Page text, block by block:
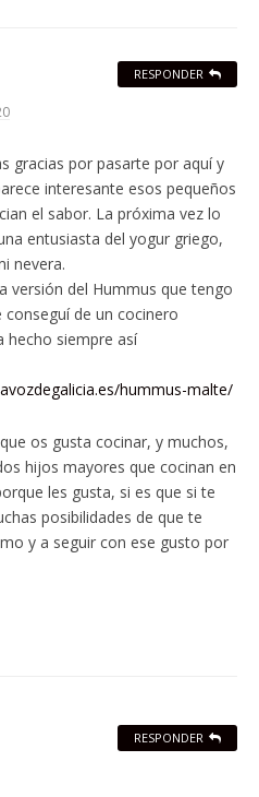
gracias por pasarte por aquí y
interesante esos pequeños
el sabor. La próxima vez lo
entusiasta del yogur griego,
nevera.
versión del Hummus que tengo
de un cocinero
hecho siempre así
hummus-malte/
os gusta cocinar, y muchos,
hijos mayores que cocinan en
les gusta, si es que si te
posibilidades de que te
y a seguir con ese gusto por
RESPONDER
RESPONDER